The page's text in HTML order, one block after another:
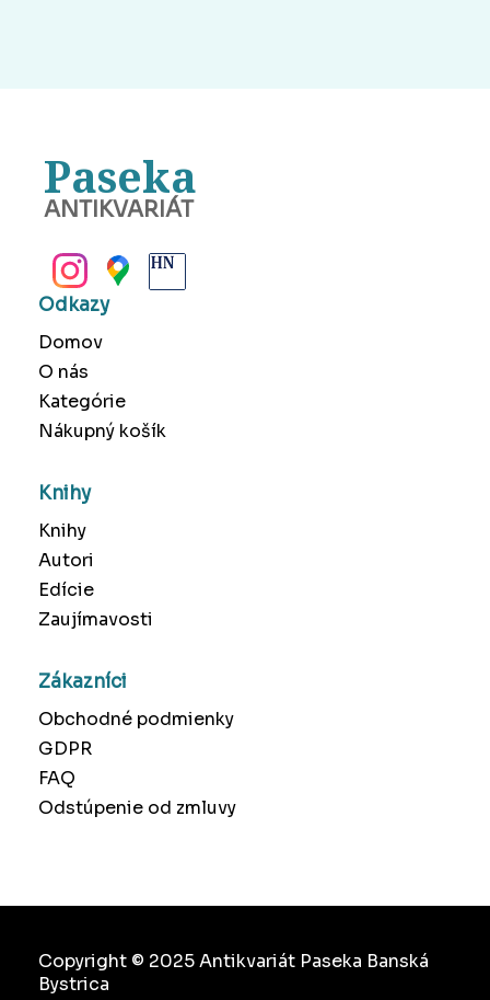
Paseka
ANTIKVARIÁT
Odkazy
Domov
O nás
Kategórie
Nákupný košík
Knihy
Knihy
Autori
Edície
Zaujímavosti
Zákazníci
Obchodné podmienky
GDPR
FAQ
Odstúpenie od zmluvy
Copyright © 2025 Antikvariát Paseka Banská
Bystrica